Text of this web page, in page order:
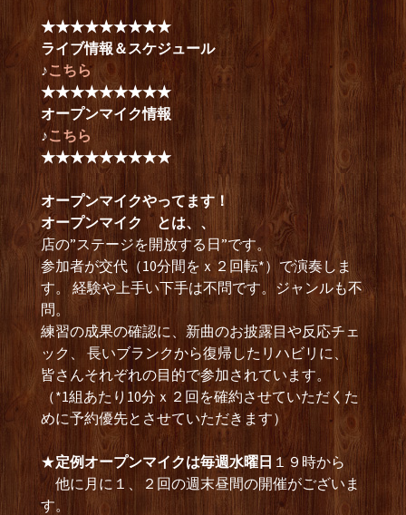
★★★★★★★★★
ライブ情報＆スケジュール
♪こちら
★★★★★★★★★
オープンマイク情報
♪こちら
★★★★★★★★★
オープンマイクやってます！
オープンマイク とは、、
店の”ステージを開放する日”です。
参加者が交代（10分間をｘ２回転*）で演奏しま
す。 経験や上手い下手は不問です。ジャンルも不
問。
練習の成果の確認に、新曲のお披露目や反応チェ
ック、 長いブランクから復帰したリハビリに、
皆さんそれぞれの目的で参加されています。
（*1組あたり10分ｘ２回を確約させていただくた
めに予約優先とさせていただきます）
★定例オープンマイクは毎週水曜日 １９時から
他に月に１、２回の週末昼間の開催がございま
す。